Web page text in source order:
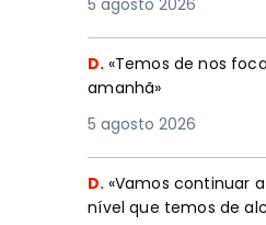
D. «Temos de nos
amanhã»
5 agosto 2026
D. «Vamos continuar
nível que temos de